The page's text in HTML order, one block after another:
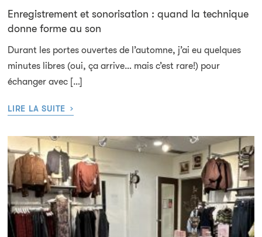
Enregistrement et sonorisation : quand la technique
donne forme au son
Durant les portes ouvertes de l’automne, j’ai eu quelques
minutes libres (oui, ça arrive… mais c’est rare!) pour
échanger avec […]
LIRE LA SUITE ›